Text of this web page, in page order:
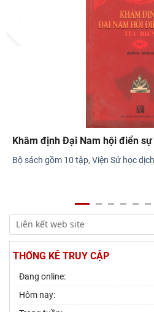
Di sản và giá trị thời đại”
Rà soát công tác chuẩn bị Hội thảo
nhân văn hóa Lê Quý Đôn - Di sản
Khâm định Đại Nam hội điển
Bộ sách gồm 10 tập, Viện Sử học
THỐNG KÊ TRUY CẬP
Đang online:
Hôm nay: